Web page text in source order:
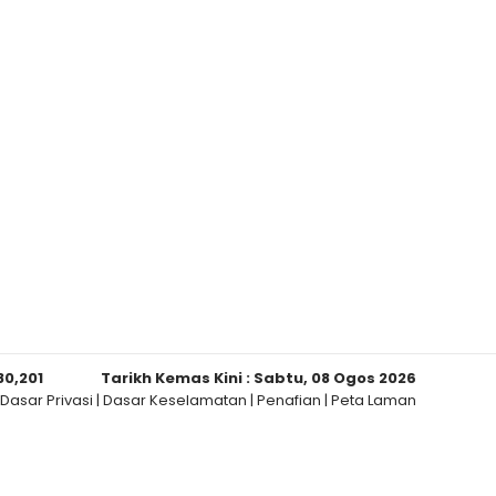
Tarikh Kemas Kini : Sabtu, 08 Ogos 2026
Dasar Privasi | Dasar Keselamatan | Penafian | Peta Laman